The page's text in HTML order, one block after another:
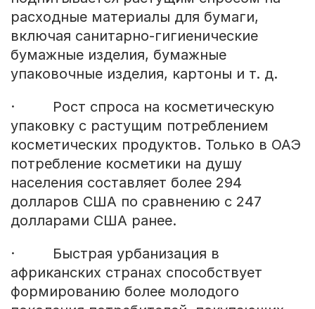
расходные материалы для бумаги,
включая санитарно-гигиенические
бумажные изделия, бумажные
упаковочные изделия, картоны и т. д.
· Рост спроса на косметическую
упаковку с растущим потреблением
косметических продуктов. Только в ОАЭ
потребление косметики на душу
населения составляет более 294
долларов США по сравнению с 247
долларами США ранее.
· Быстрая урбанизация в
африканских странах способствует
формированию более молодого